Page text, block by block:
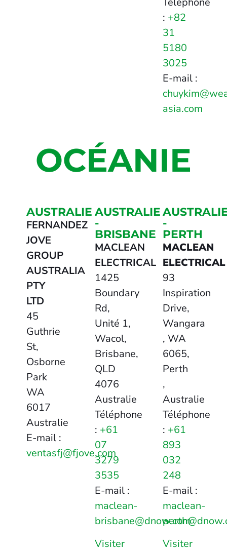
: +82
31
5180
3025
E-mail :
asia.com
OCÉANIE
AUSTRALIE
FERNANDEZ
JOVE
GROUP
AUSTRALIA
PTY
LTD
45
Guthrie
St,
Osborne
Park
WA
6017
Australie
E-mail :
ventasfj@fjove.com
AUSTRALIE
-
BRISBANE
MACLEAN
ELECTRICAL
1425
Boundary
Rd,
Unité 1,
Wacol,
Brisbane,
QLD
4076
Australie
Téléphone
: +61
07
3279
3535
E-mail :
maclean-
brisbane@dnow.com
Visiter
-
PERTH
MACLEAN
ELECTRICAL
93
Inspiration
Drive,
Wangara
, WA
6065,
Perth
,
Australie
Téléphone
: +61
893
032
248
E-mail :
maclean-
Visiter